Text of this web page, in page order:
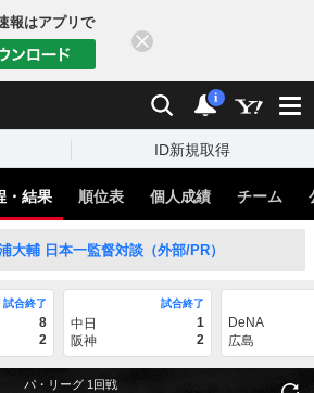
報はアプリで
検索 通知
i
ID新規取得
・結果 順位表 個人成績 チーム
大輔 日本一監督対談（外部/PR）
試合終了
8
2
試合終了
中日
1
阪神
2
DeNA
広島
パ・リーグ 1回戦